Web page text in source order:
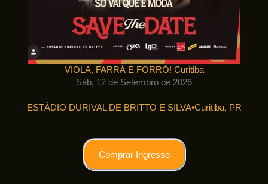
VIOLA, FARRÁ E FORRÓ! Curitiba
Sáb, 12 de Setembro de 2026
ESTÁDIO DURIVAL DE BRITTO E SILVA•Curitiba, PR
Comprar Ingresso